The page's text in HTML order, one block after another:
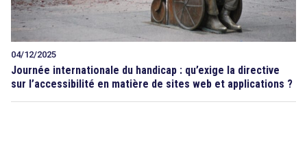
04/12/2025
Journée internationale du handicap : qu’exige la directive
sur l’accessibilité en matière de sites web et applications ?